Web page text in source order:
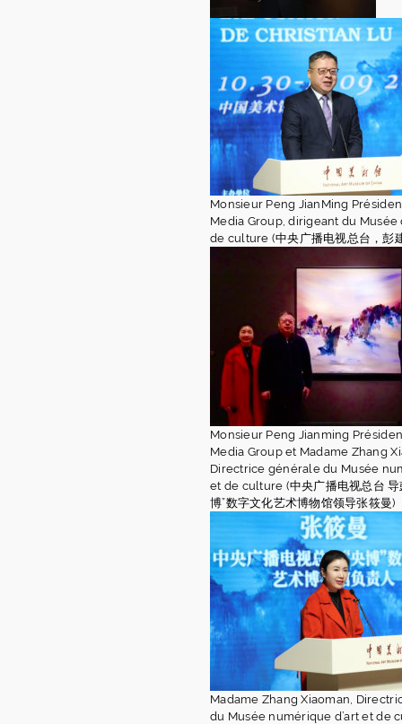
Monsieur Peng JianMing
Media Group, dirigeant du Musée
de culture (中央广播电视总台，彭
Monsieur Peng Jianming
Media Group et Madame Zhang
Directrice générale du Musée
et de culture (中央广播电视总台 导
博”数字文化艺术博物馆领导张筱曼)
Madame Zhang Xiaoman,
du Musée numérique d’art et de